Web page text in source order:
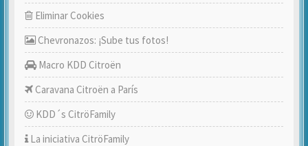
Eliminar Cookies
Chevronazos: ¡Sube tus fotos!
Macro KDD Citroën
Caravana Citroën a París
KDD´s CitröFamily
La iniciativa CitröFamily